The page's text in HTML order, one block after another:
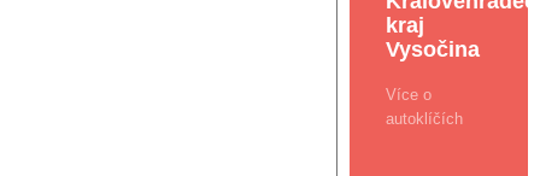
kraj
Vysočina
Více o
autoklíčích